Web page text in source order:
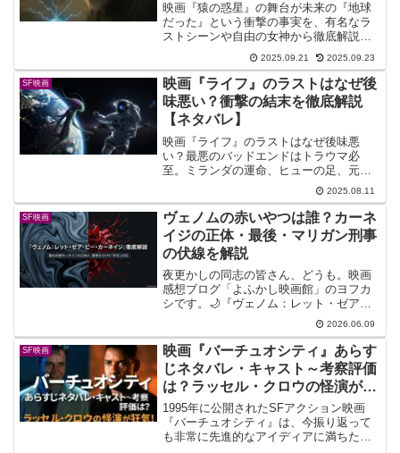
映画『猿の惑星』の舞台が未来の『地球
だった』という衝撃の事実を、有名なラ
ストシーンや自由の女神から徹底解説し
ます。各シリーズのあらすじ、どれが面
白いか、そして最悪と評されるオチま
で、『猿の惑星』のすべてがここに。驚
愕のラストシーン解説は必見です
2025.09.21 2025.09.23
SF映画
映画『ライフ』のラストはなぜ後
味悪い？衝撃の結末を徹底解説
【ネタバレ】
映画『ライフ』のラストはなぜ後味悪
い？最悪のバッドエンドはトラウマ必
至。ミランダの運命、ヒューの足、元凶
カルビンの謎から、人生が変わると言わ
れる理由、そして続編の可能性まで、ラ
ストの「なぜ」を徹底解説。
2025.08.11
SF映画
ヴェノムの赤いやつは誰？カーネ
イジの正体・最後・マリガン刑事
の伏線を解説
夜更かしの同志の皆さん、どうも。映画
感想ブログ「よふかし映画館」のヨフカ
シです。🌙『ヴェノム：レット・ゼア・
ビー・カーネイジ』（アマプラで視聴済
み）を観たあと、多くの人が検索窓に打
ち込むであろう言葉があります。「ヴェ
ノム 赤いやつ」わかりま...
2026.06.09
SF映画
映画『バーチュオシティ』あらす
じネタバレ・キャスト～考察評価
は？ラッセル・クロウの怪演が狂
気！
1995年に公開されたSFアクション映画
『バーチュオシティ』は、今振り返って
も非常に先進的なアイディアに満ちた作